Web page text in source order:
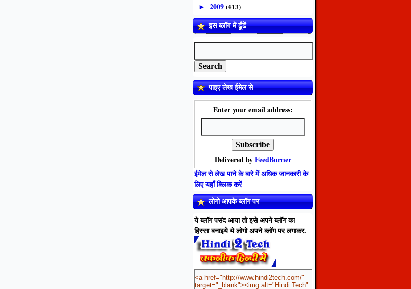
► 2009 (413)
इस ब्लॉग में ढूँढें
पाइए लेख ईमेल से
Enter your email address:
Delivered byFeedBurner
ईमेल से लेख पाने के बारे में अधिक जानकारी के
लिए यहाँ क्लिक करें
लोगो आपके ब्लॉग पर
ये ब्लॉग पसंद आया तो इसे अपने ब्लॉग का
हिस्सा बनाइये ये लोगो अपने ब्लॉग पर लगाकर.